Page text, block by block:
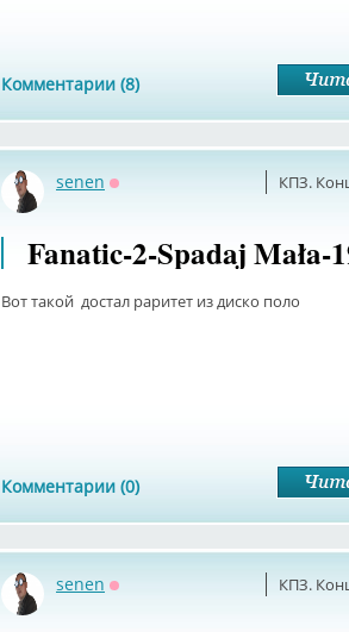
Комментарии (8)
КПЗ.
senen
Fanatic-2-Spadaj Mała-
Вот такой достал раритет из диско поло
Комментарии (0)
КПЗ.
senen